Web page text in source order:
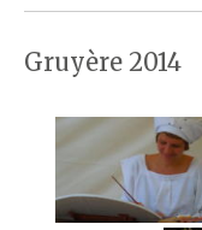
Gruyère 2014